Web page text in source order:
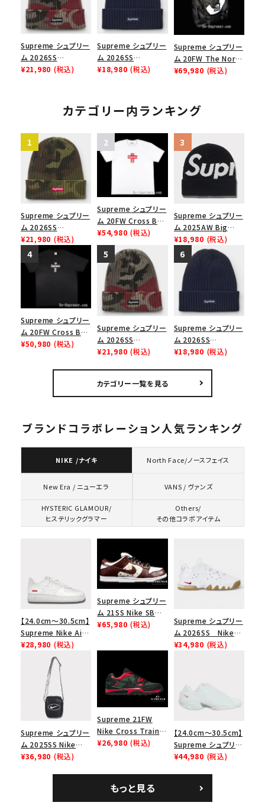
Supreme シュプリー
ム 2026SS
Overdyed Beanie
¥21,980 (税込)
Supreme シュプリー
ム 2026SS
Overdyed Beanie
¥18,980 (税込)
Supreme シュプリー
ム 20FW The North
Face S logo
ェイスSロゴエクスペ
ディションバックパッ
¥69,980 (税込)
カテゴリー内ランキング
Supreme シュプリー
ム 2026SS
Overdyed Beanie
オーバーダイド ビー
ニー ウッドランドカモ
¥21,980 (税込)
Supreme シュプリー
ム 20FW Cross Box
Logo Tee クロスボ
ックスロゴＴシャツ ホ
ワイト
¥54,980 (税込)
Supreme シュプリー
ム 2025AW Big
Logo Beanie ビッグ
ロゴビーニー ブラッ
ク
¥18,980 (税込)
Supreme シュプリー
ム 20FW Cross Box
Logo Tee クロスボ
¥50,980 (税込)
Supreme シュプリー
ム 2026SS
Overdyed Beanie
¥21,980 (税込)
Supreme シュプリー
ム 2026SS
Overdyed Beanie
¥18,980 (税込)
カテゴリー一覧を見る
ブランドコラボレーション人気ランキング
NIKE /ナイキ North Face/ノースフェイス
New Era / ニューエラ VANS / ヴァンズ
HYSTERIC GLAMOUR/
ヒステリックグラマー
Others/
その他コラボアイテム
【24.0cm～30.5cm】
Supreme Nike Air
Force 1 Low シュプ
リーム ナイキエアフォ
ース１スニーカー シ
ューズ ホワイト
¥28,980 (税込)
Supreme シュプリー
ム 21SS Nike SB
Dunk Low ナイキSB
¥65,980 (税込)
Supreme シュプリー
ム 2026SS Nike
SB Air Max 2 CB 94
¥34,980 (税込)
Supreme シュプリー
ム 2025SS Nike
Leather Shoulder
¥36,980 (税込)
Supreme 21FW
Nike Cross Trainer
Low ナイキクロスト
¥26,980 (税込)
【24.0cm～30.5cm】
Supreme シュプリー
ム 2023AW Nike
カー ホワイト 白
¥44,980 (税込)
もっと見る